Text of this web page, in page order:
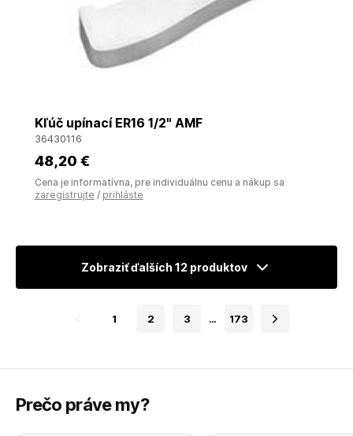
Kľúč upínací ER16 1/2" AMF
36430116
48,20 €
Cena je informatívna, pre individuálnu cenu a nákup sa
zaregistrujte / prihláste
Zobraziť ďalších 12 produktov
1 2 3 … 173
Prečo práve my?